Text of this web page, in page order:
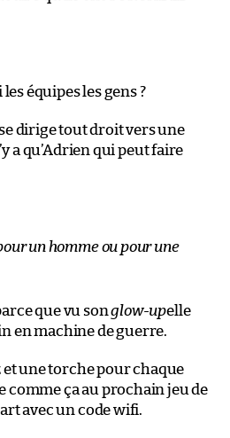
équipes les gens ?
se dirige tout droit vers une
a qu’Adrien qui peut faire
un homme ou pour une
que vu songlow-upelle
en machine de guerre.
et une torche pour chaque
comme ça au prochain jeu de
avec un code wifi.